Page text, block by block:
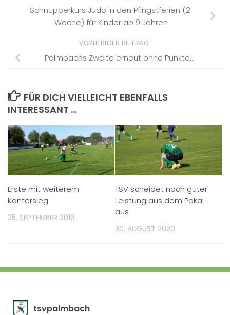
Schnupperkurs Judo in den Pfingstferien (2.
Woche) für Kinder ab 9 Jahren
VORHERIGER BEITRAG
Palmbachs Zweite erneut ohne Punkte…
FÜR DICH VIELLEICHT EBENFALLS
INTERESSANT …
Erste mit weiterem
Kantersieg
25. SEPTEMBER 2016
TSV scheidet nach guter
Leistung aus dem Pokal
aus
30. AUGUST 2020
tsvpalmbach